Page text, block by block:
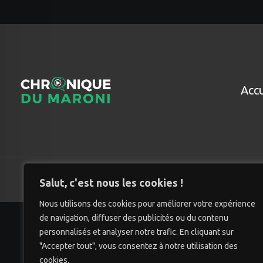
Salut, c'est nous les cookies !
Nous utilisons des cookies pour améliorer votre expérience
de navigation, diffuser des publicités ou du contenu
personnalisés et analyser notre trafic. En cliquant sur
"Accepter tout", vous consentez à notre utilisation des
cookies.
©